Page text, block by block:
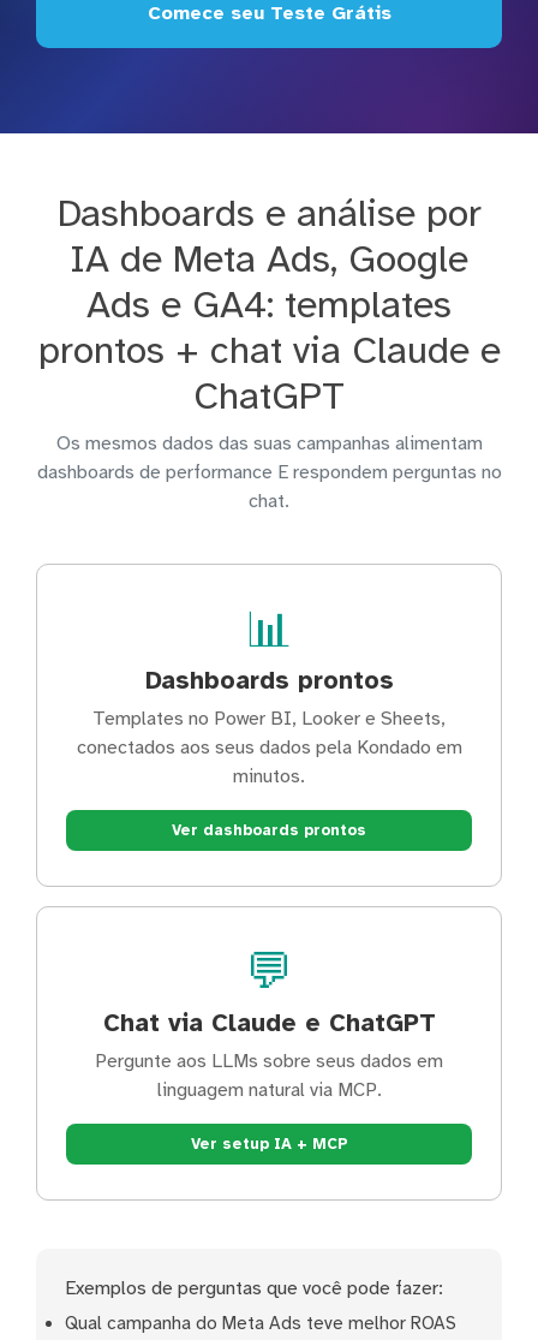
Comece seu Teste Grátis
Dashboards e análise por
IA de Meta Ads, Google
Ads e GA4: templates
prontos + chat via Claude e
ChatGPT
Os mesmos dados das suas campanhas alimentam
dashboards de performance E respondem perguntas no
chat.
📊
Dashboards prontos
Templates no Power BI, Looker e Sheets,
conectados aos seus dados pela Kondado em
minutos.
Ver dashboards prontos
💬
Chat via Claude e ChatGPT
Pergunte aos LLMs sobre seus dados em
linguagem natural via MCP.
Ver setup IA + MCP
Exemplos de perguntas que você pode fazer:
Qual campanha do Meta Ads teve melhor ROAS